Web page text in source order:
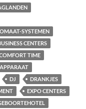
SYSTEMEN
CENTERS
TIME
DJ
DRANKJES
EXPO CENTERS